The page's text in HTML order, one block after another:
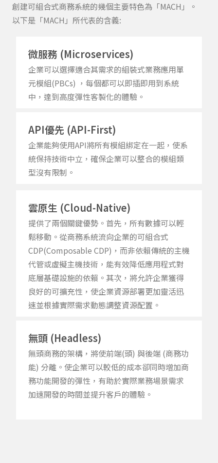
創建可組合式商務系統的幾個主要特色為 「MACH 」
。
以下是 「MACH 」所代表的含義:
微服務 (Microservices)
企業可以選擇適合其需求的組裝式業務應用單
元模組(PBCs) ， 每個都可以即插即用到系統
中 ， 達到高度彈性客製化的體驗。
API優先 (API-First)
企業能夠使用API將所有模組綁定在一起 ， 使系
統保持技術中立 ， 確保企業可以整合的模組類
型沒有限制。
雲原生 (Cloud-Native)
提供了兩個關鍵優勢。首先 ， 所有數據可以輕
鬆移動。從商務系統流向企業的可組合式
CDP(Composable CDP) ， 而非依賴傳統的主機
代管或虛擬主機技術 ， 能有效降低應用程式對
底層基礎設施的依賴。 其次 ， 將允許企業獲得
良好的可擴充性 ， 使企業資源部署更加靈活迅
速並根據實際需求動態調整資源配置 。
無頭 (Headless)
無頭商務的架構 ， 將使前端(頭) 與後端 (商務功
能) 分離 。 使企業可以較低的成本卻同時增加商
務功能開發的彈性 ， 有助於實際業務場景需求
加速開發的時間並提升客戶的體驗 。